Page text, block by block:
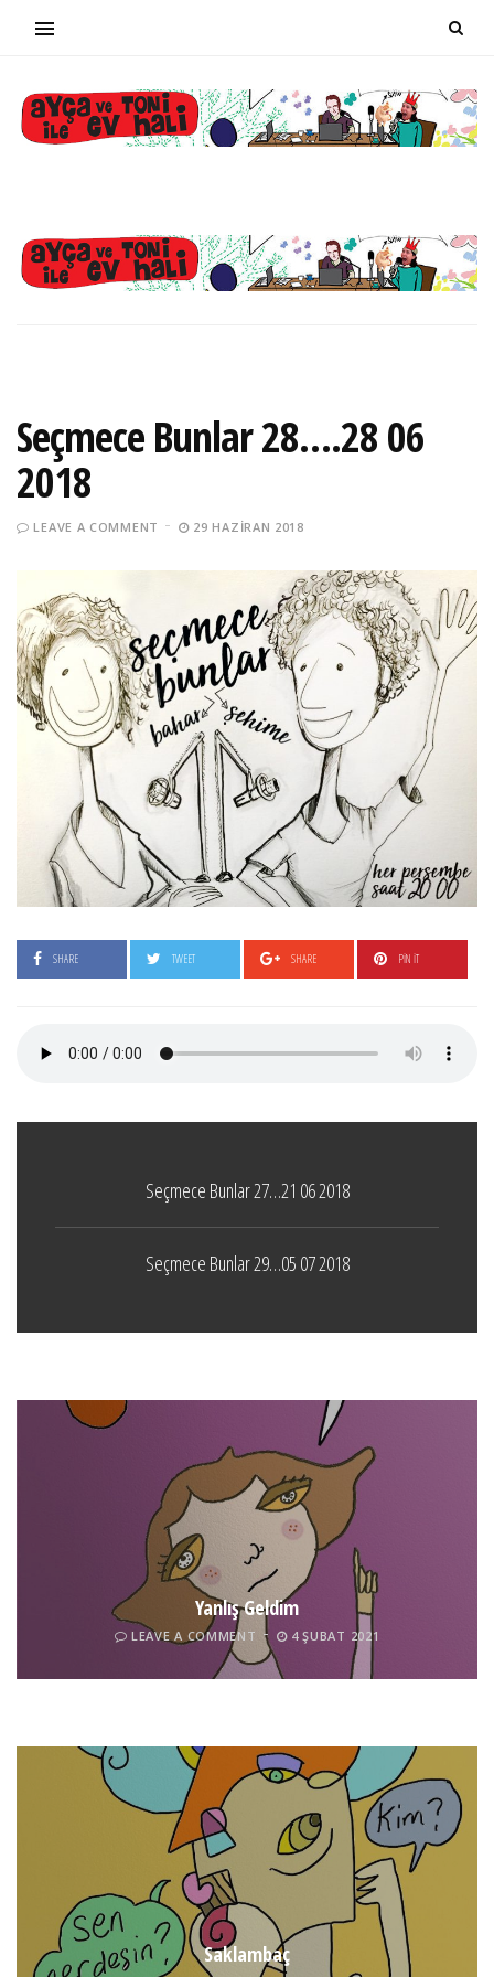
Seçmece Bunlar 28….28 06
2018
LEAVE A COMMENT 29 HAZIRAN 2018
SHARE TWEET SHARE PIN IT
Seçmece Bunlar 27…21 06 2018
Seçmece Bunlar 29…05 07 2018
Yanlış Geldim
LEAVE A COMMENT 4 ŞUBAT 2021
Tel İnsan
LEAVE A COMMENT 4 ŞUBAT 2021
Saklambaç